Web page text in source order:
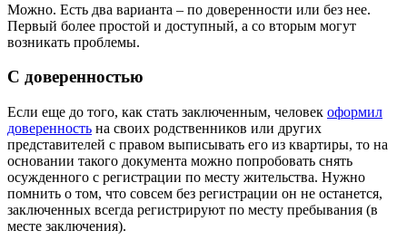
Можно. Есть два варианта – по доверенности или без нее.
Первый более простой и доступный, а со вторым могут
возникать проблемы.
С доверенностью
Если еще до того, как стать заключенным, человек оформил
доверенность на своих родственников или других
представителей с правом выписывать его из квартиры, то на
основании такого документа можно попробовать снять
осужденного с регистрации по месту жительства. Нужно
помнить о том, что совсем без регистрации он не останется,
заключенных всегда регистрируют по месту пребывания (в
месте заключения).